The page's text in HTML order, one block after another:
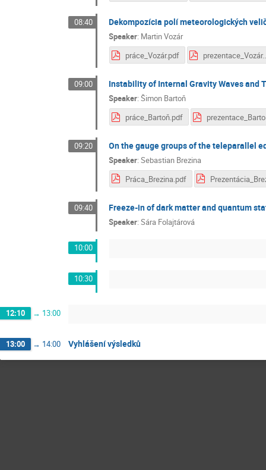
08:40 Dekompozícia polí meteorologických
Speaker: Martin Vozár
práce_Vozár.pdf
09:00 Instability of Internal Gravity Waves and
Speaker:Šimon Bartoň
práce_Bartoň.pdf
09:20 On the gauge groups of the teleparallel
Speaker:Sebastian Brezina
Práca_Brezina.pdf
09:40 Freeze-in of dark matter and quantum
Speaker:Sára Folajtárová
10:00
10:30
12:10 → 13:00
13:00 → 14:00 Vyhlášení výsledků